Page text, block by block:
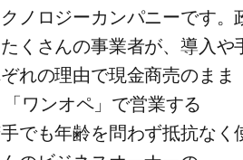
ノロジーカンパニーです。​
くさんの​事業者が、​導入や​
れの​理由で​現金商売のまま​
ワンオペ」で​営業する​
でも​年齢を​問わず​抵抗なく​